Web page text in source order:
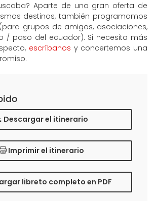
Aparte de una gran oferta de
destinos, también programamos
grupos de amigos, asociaciones,
/ paso del ecuador). Si necesita más
escríbanos y concertemos una
Descargar el itinerario
Imprimir el itinerario
libreto completo en PDF